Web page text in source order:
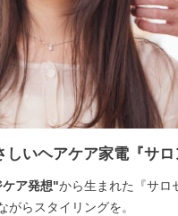
しいヘアケア家電『サロ
ア発想"から生まれた『サロ
がらスタイリングを。